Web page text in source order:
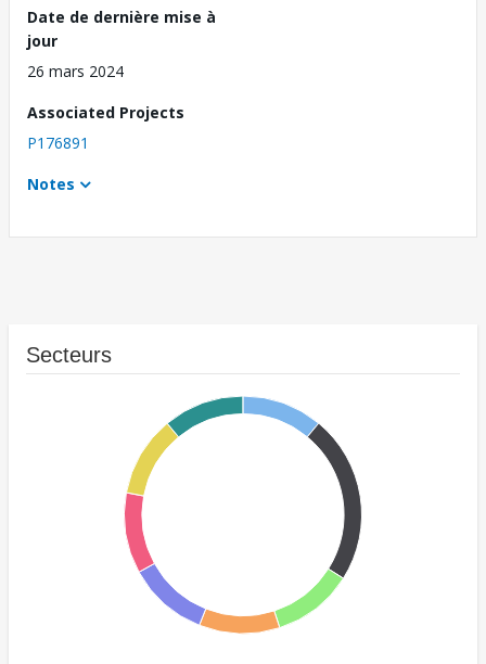
Date de dernière mise à
jour
26 mars 2024
Associated Projects
P176891
Notes
Secteurs